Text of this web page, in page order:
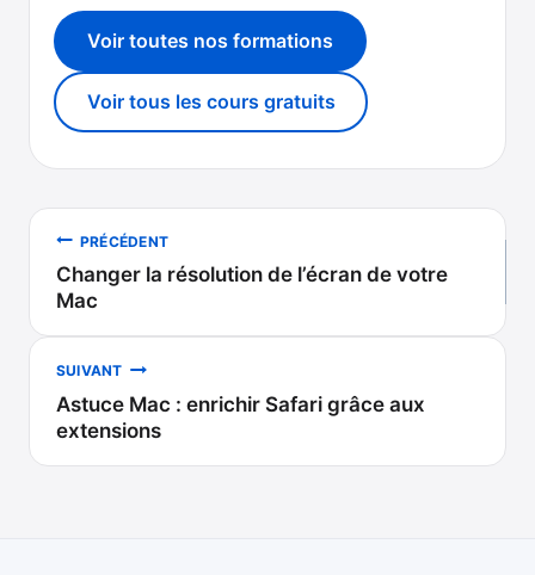
Voir toutes nos formations
Voir tous les cours gratuits
Navigation
de
l’article
PRÉCÉDENT
Changer la résolution de l’écran de votre
Mac
SUIVANT
Astuce Mac : enrichir Safari grâce aux
extensions